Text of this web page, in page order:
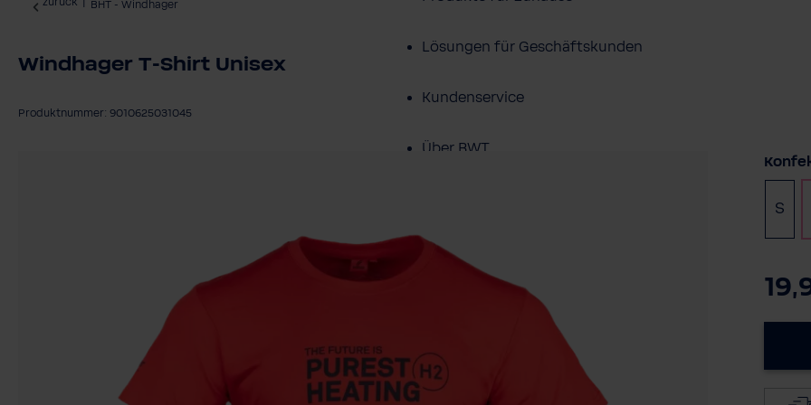
Lösungen für Geschäftskunden
Kundenservice
Über BWT
BHT - Windhager
Windhager T-Shirt Unisex
Produktnummer: 9010625031045
S